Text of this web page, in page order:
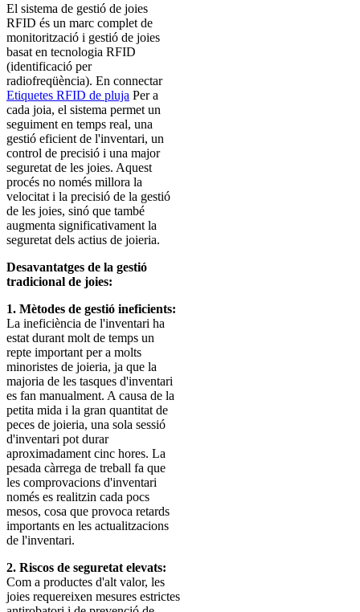
El sistema de gestió de joies
RFID és un marc complet de
monitorització i gestió de joies
basat en tecnologia RFID
(identificació per
radiofreqüència). En connectar
Etiquetes RFID de pluja Per a
cada joia, el sistema permet un
seguiment en temps real, una
gestió eficient de l'inventari, un
control de precisió i una major
seguretat de les joies. Aquest
procés no només millora la
velocitat i la precisió de la gestió
de les joies, sinó que també
augmenta significativament la
seguretat dels actius de joieria.
Desavantatges de la gestió
tradicional de joies:
1. Mètodes de gestió ineficients:
La ineficiència de l'inventari ha
estat durant molt de temps un
repte important per a molts
minoristes de joieria, ja que la
majoria de les tasques d'inventari
es fan manualment. A causa de la
petita mida i la gran quantitat de
peces de joieria, una sola sessió
d'inventari pot durar
aproximadament cinc hores. La
pesada càrrega de treball fa que
les comprovacions d'inventari
només es realitzin cada pocs
mesos, cosa que provoca retards
importants en les actualitzacions
de l'inventari.
2. Riscos de seguretat elevats:
Com a productes d'alt valor, les
joies requereixen mesures estrictes